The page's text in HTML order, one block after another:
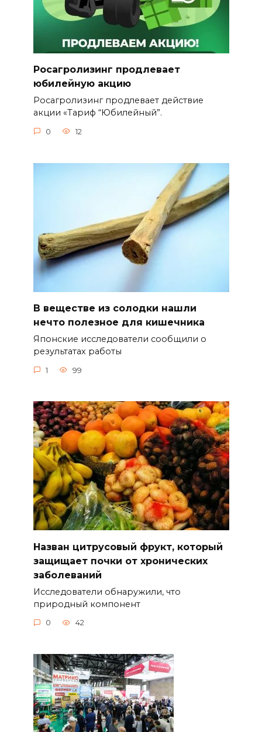
Росагролизинг продлевает
юбилейную акцию
Росагролизинг продлевает действие
акции «Тариф “Юбилейный”.
0 12
В веществе из солодки нашли
нечто полезное для кишечника
Японские исследователи сообщили о
результатах работы
1 99
Назван цитрусовый фрукт, который
защищает почки от хронических
заболеваний
Исследователи обнаружили, что
природный компонент
0 42